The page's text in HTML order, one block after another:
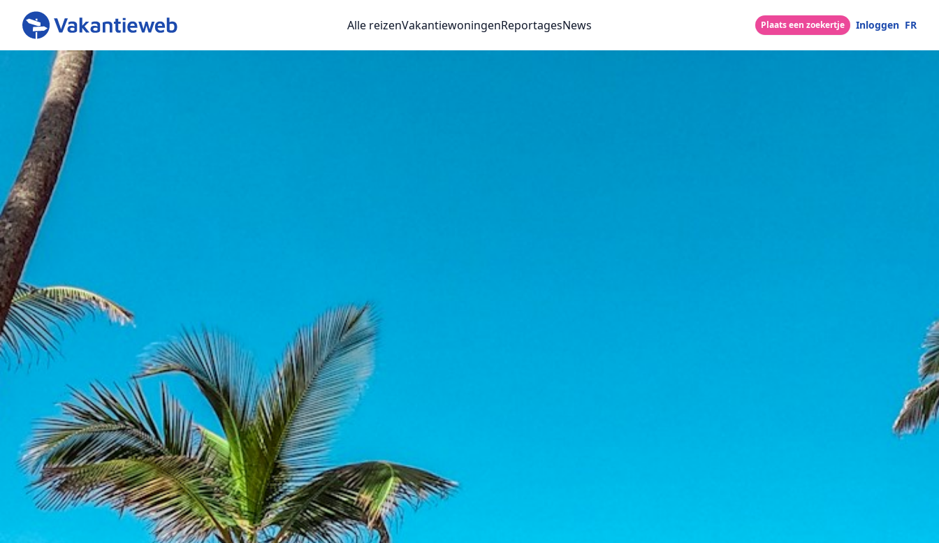
Alle reizenVakantiewoningenReportagesNews Plaats een zoekertje Inloggen FR